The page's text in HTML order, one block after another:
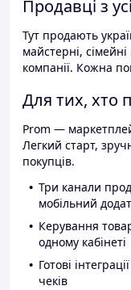
Продавці з
Тут продають
майстерні,
компанії. Кожна
Для тих, хто
Prom —
Легкий старт,
покупців.
Три канали
мобільний
Керування
одному кабінеті
Готові
чеків